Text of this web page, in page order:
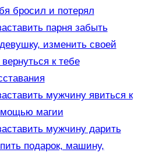
бросил и потерял
парня забыть
изменить своей
к тебе
мужчину явиться к
магии
мужчину дарить
подарок, машину,